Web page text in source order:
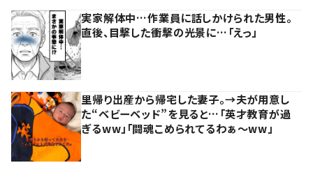
実家解体中…作業員に話しかけられた男性。
直後、目撃した衝撃の光景に…「えっ」
里帰り出産から帰宅した妻子。→夫が用意し
た“ベビーベッド”を見ると…「英才教育が過
ぎるww」「闘魂こめられてるわぁ～ww」